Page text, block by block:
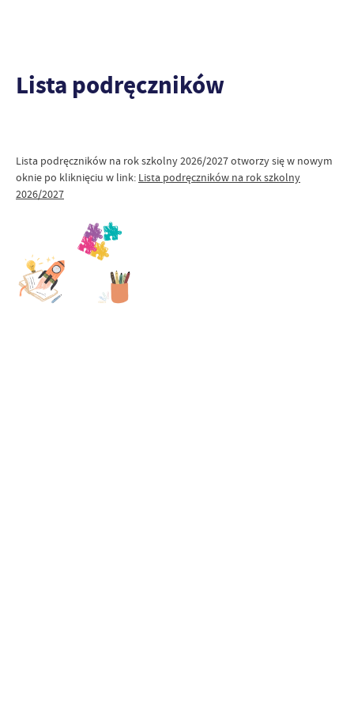
Lista podręczników
Lista podręczników na rok szkolny 2026/2027 otworzy się w nowym
oknie po kliknięciu w link: Lista podręczników na rok szkolny
2026/2027